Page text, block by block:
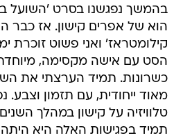
בהמשך נפגשנו בסרט 'השועל
הוא של אפרים קישון. אז כבר
קילומטראז' ואני פשוט זוכרת
הסט עם אישה מקסימה,
כשרונות. תמיד הערצתי את
מאוד ייחודית, עם תזמון וצבע.
טלוויזיה על קישון במהלך
תמיד בפגישות האלה היא